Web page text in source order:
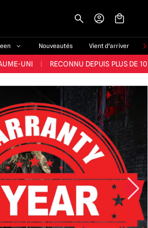
Nouveautés Vient d'arriver
DU ROYAUME-UNI PLUS DE 60 000
UNI RECONNU DEPUIS PLUS DE
AU ROYAUME-UNI PLUS DE 300
DU ROYAUME-UNI | PLUS DE 60 000